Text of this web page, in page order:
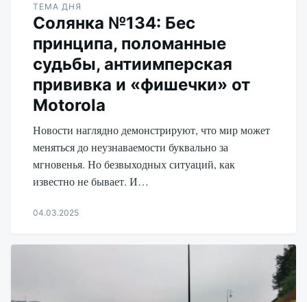
ТЕМА ДНЯ
Солянка №134: Бес
принципа, поломанные
судьбы, антиимперская
прививка и «фишечки» от
Motorola
Новости наглядно демонстрируют, что мир может
меняться до неузнаваемости буквально за
мгновенья. Но безвыходных ситуаций, как
известно не бывает. И…
04.03.2025